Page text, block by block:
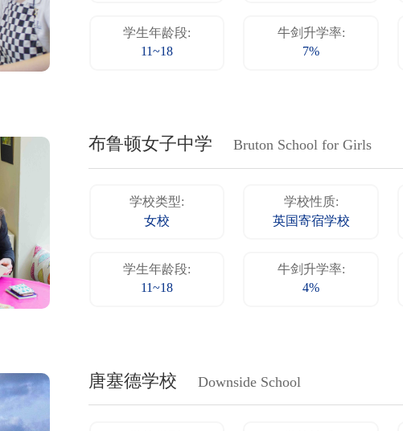
学生年龄段:
11~18
牛剑升学率:
7%
布鲁顿女子中学 Bruton School for Girls
学校类型:
女校
学校性质:
英国寄宿学校
学生年龄段:
11~18
牛剑升学率:
4%
唐塞德学校 Downside School